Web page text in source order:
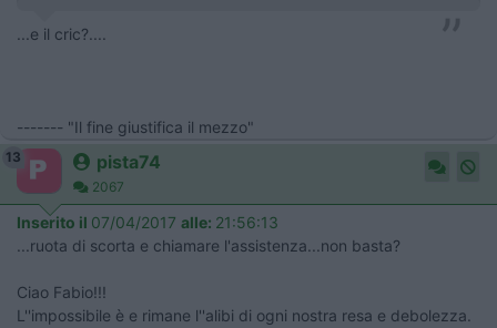
...e il cric?....
------- "Il fine giustifica il mezzo"
13 pista74
2067
Inserito il 07/04/2017 alle: 21:56:13
...ruota di scorta e chiamare l'assistenza...non basta?
Ciao Fabio!!!
L''impossibile è e rimane l''alibi di ogni nostra resa e debolezza.